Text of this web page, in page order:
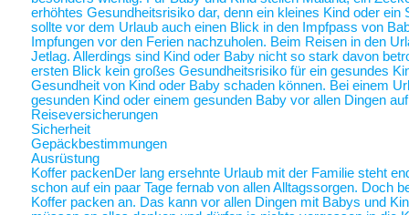
erhöhtes Gesundheitsrisiko dar, denn ein kleines Kind oder
sollte vor dem Urlaub auch einen Blick in den Impfpass von
Impfungen vor den Ferien nachzuholen. Beim Reisen in den
Jetlag. Allerdings sind Kind oder Baby nicht so stark davon
ersten Blick kein großes Gesundheitsrisiko für ein gesundes
Gesundheit von Kind oder Baby schaden können. Bei einem
gesunden Kind oder einem gesunden Baby vor allen Dingen
Reiseversicherungen
Sicherheit
Gepäckbestimmungen
Ausrüstung
Koffer packenDer lang ersehnte Urlaub mit der Familie steht
schon auf ein paar Tage fernab von allen Alltagssorgen. Doch
Koffer packen an. Das kann vor allen Dingen mit Babys und